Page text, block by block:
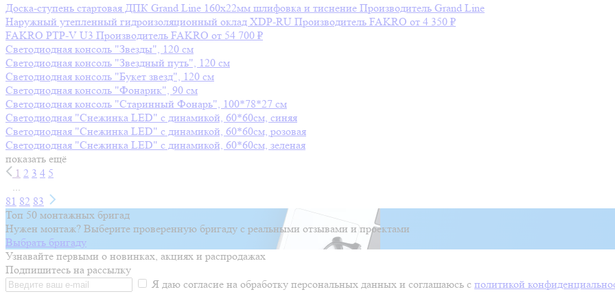
Доска-ступень стартовая ДПК Grand Line 160х22мм шлифовка и тиснение Производитель Grand Line
Наружный утепленный гидроизоляционный оклад XDP-RU Производитель FAKRO от 4 350 ₽
FAKRO PTP-V U3 Производитель FAKRO от 54 700 ₽
Светодиодная консоль "Звезды", 120 см
Светодиодная консоль "Звездный путь", 120 см
Светодиодная консоль "Букет звезд", 120 см
Светодиодная консоль "Фонарик", 90 см
Светодиодная консоль "Старинный Фонарь", 100*78*27 см
Светодиодная "Снежинка LED" с динамикой, 60*60см, синяя
Светодиодная "Снежинка LED" с динамикой, 60*60см, розовая
Светодиодная "Снежинка LED" с динамикой, 60*60см, зеленая
показать ещё
1 2 3 4 5
...
81 82 83
Топ 50 монтажных бригад
Нужен монтаж? Выберите проверенную бригаду с реальными отзывами и проектами
Выбрать бригаду
Узнавайте первыми о новинках, акциях и распродажах
Подпишитесь на рассылку
Я даю согласие на обработку персональных данных и соглашаюсь с политикой